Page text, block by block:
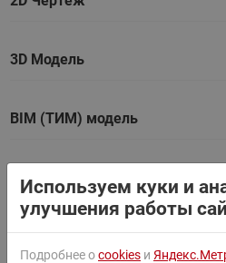
3D Модель
BIM (ТИМ) модель
Каталог
Техническое описание
Используем куки и
улучшения работы
Подробнее оcookies и